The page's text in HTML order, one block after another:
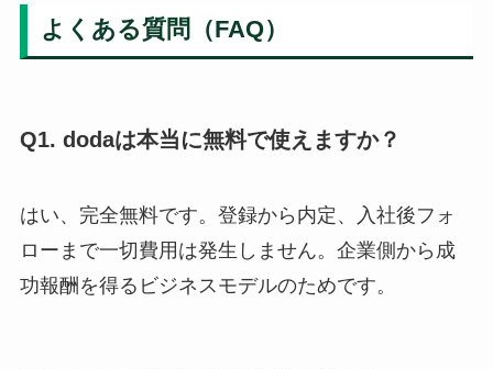
よくある質問（FAQ）
Q1. dodaは本当に無料で使えますか？
はい、完全無料です。登録から内定、入社後フォ
ローまで一切費用は発生しません。企業側から成
功報酬を得るビジネスモデルのためです。